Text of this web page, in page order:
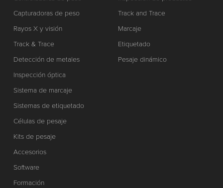
Capturadoras de peso
Rayos X y visión
Track & Trace
Detección de metales
Inspección óptica
Sistema de marcaje
Sistemas de etiquetado
Células de pesaje
Kits de pesaje
Accesorios
Software
Formación
Track and Trace
Marcaje
Etiquetado
Pesaje dinámico